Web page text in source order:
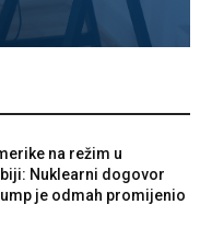
na režim u
Nuklearni dogovor
je odmah promijenio